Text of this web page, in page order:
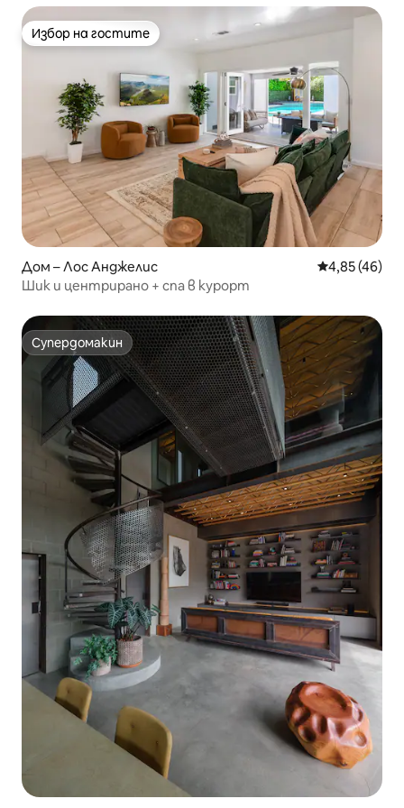
Избор на гостите
Избор на гостите
Дом – Лос Анджелис Средна
4,85 (46)
Шик и центрирано + спа в курорт
Супердомакин
Супердомакин